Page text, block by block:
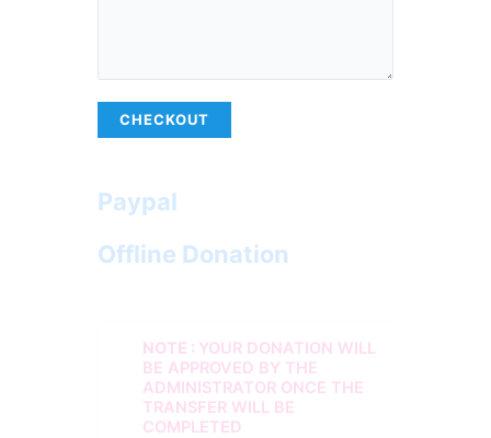
CHECKOUT
Paypal
Offline Donation
NOTE : YOUR DONATION WILL
BE APPROVED BY THE
ADMINISTRATOR ONCE THE
TRANSFER WILL BE
COMPLETED